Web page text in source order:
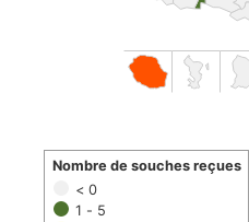
< 0
1 - 5
Nombre de souches reçues